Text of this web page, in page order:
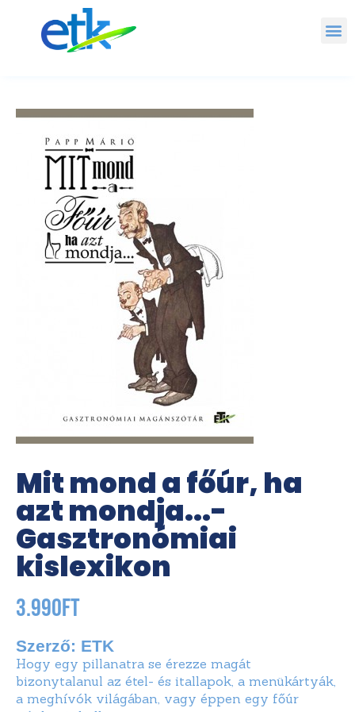
Mit mond a főúr, ha
azt mondja...-
Gasztronómiai
kislexikon
3.990Ft
Szerző: ETK
Hogy egy pillanatra se érezze magát
bizonytalanul az étel- és itallapok, a menükártyák,
a meghívók világában, vagy éppen egy főúr